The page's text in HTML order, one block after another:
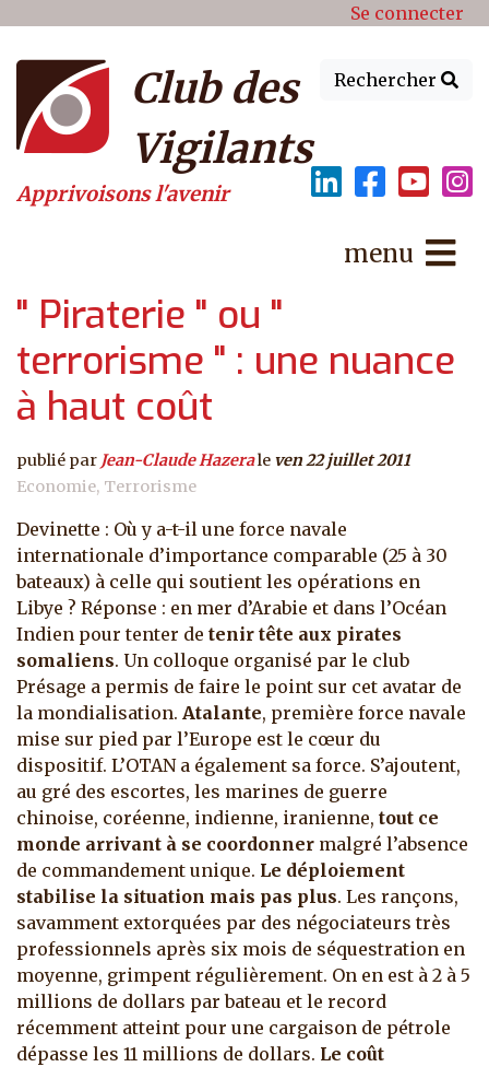
Menu du compte de Se connecter
Rechercher
Club des
Vigilants
Apprivoisons l'avenir
menu
" Piraterie " ou "
terrorisme " : une nuance
à haut coût
publié par Jean-Claude Hazerale ven 22 juillet 2011
Economie Terrorisme
Devinette : Où y a-t-il une force navale
internationale d’importance comparable (25 à 30
bateaux) à celle qui soutient les opérations en
Libye ? Réponse : en mer d’Arabie et dans l’Océan
Indien pour tenter de tenir tête aux pirates
somaliens. Un colloque organisé par le club
Présage a permis de faire le point sur cet avatar de
la mondialisation. Atalante, première force navale
mise sur pied par l’Europe est le cœur du
dispositif. L’OTAN a également sa force. S’ajoutent,
au gré des escortes, les marines de guerre
chinoise, coréenne, indienne, iranienne, tout ce
monde arrivant à se coordonner malgré l’absence
de commandement unique. Le déploiement
stabilise la situation mais pas plus. Les rançons,
savamment extorquées par des négociateurs très
professionnels après six mois de séquestration en
moyenne, grimpent régulièrement. On en est à 2 à 5
millions de dollars par bateau et le record
récemment atteint pour une cargaison de pétrole
dépasse les 11 millions de dollars. Le coût